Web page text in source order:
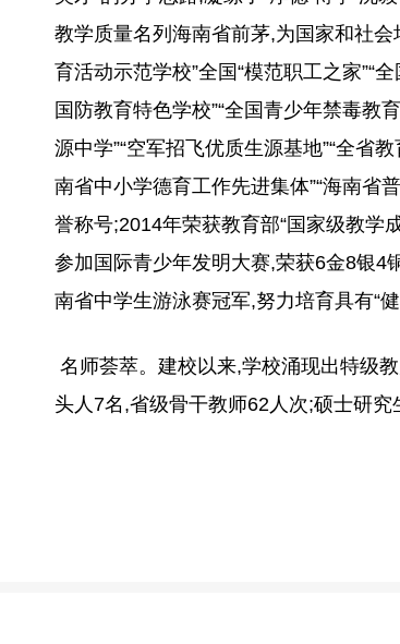
教学质量名列海南省前茅,为国家和社
育活动示范学校”全国“模范职工之家”“
国防教育特色学校”“全国青少年禁毒教
源中学”“空军招飞优质生源基地”“全省
南省中小学德育工作先进集体”“海南省
誉称号;2014年荣获教育部“国家级教学
参加国际青少年发明大赛,荣获6金8银4
南省中学生游泳赛冠军,努力培育具有“
名师荟萃。建校以来,学校涌现出特级
头人7名,省级骨干教师62人次;硕士研究